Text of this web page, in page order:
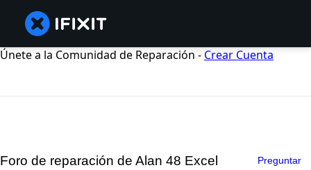
Únete a la Comunidad de Reparación - Crear Cuenta
Foro de reparación de Alan 48 Excel Preguntar